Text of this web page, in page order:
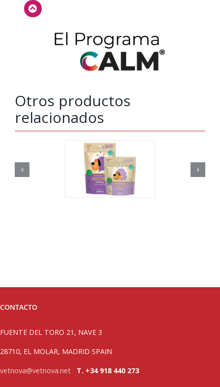
Otros productos
relacionados
CONTACTO
FUENTE DEL TORO 21, NAVE 3
28710, EL MOLAR, MADRID SPAIN
vetnova@vetnova.net T. +34 918 440 273